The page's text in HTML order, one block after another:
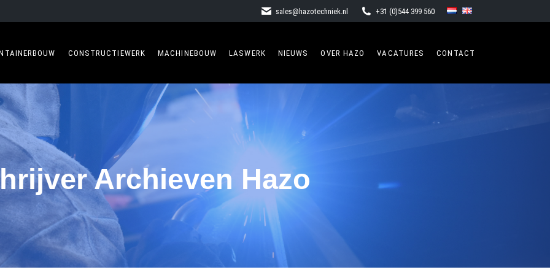
sales@hazotechniek.nl +31 (0)544 399 560
CONSTRUCTIEWERK MACHINEBOUW LASWERK NIEUWS OVER HAZO VACATURES CONTACT
Archieven Hazo